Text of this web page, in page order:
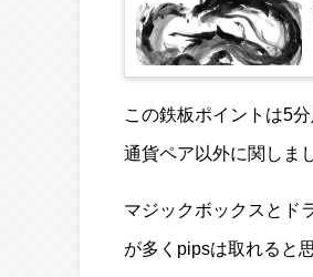
この鉄板ポイントは5
通貨ペア以外に関しま
マジックボックスとド
が多くpipsは取れると